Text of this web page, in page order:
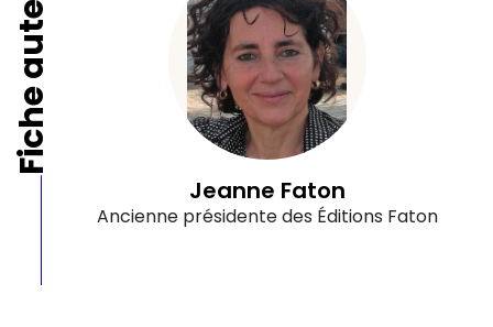
Fiche auteur
Jeanne Faton
Ancienne présidente des Éditions Faton